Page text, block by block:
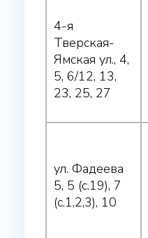
4-я
Тверская-
Ямская ул., 4,
5, 6/12, 13,
23, 25, 27
ул. Фадеева
5, 5 (с.19), 7
(с.1,2,3), 10